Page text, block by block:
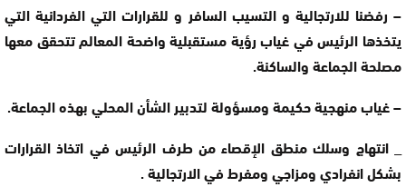
– رفضنا للارتجالية و التسيب السافر و للقرارات التي الفردانية التي
يتخذها الرئيس في غياب رؤية مستقبلية واضحة المعالم تتحقق معها
مصلحة الجماعة والساكنة.
– غياب منهجية حكيمة ومسؤولة لتدبير الشأن المحلي بهذه الجماعة.
_ انتهاج وسلك منطق الإقصاء من طرف الرئيس في اتخاذ القرارات
بشكل انفرادي ومزاجي ومفرط في الارتجالية .